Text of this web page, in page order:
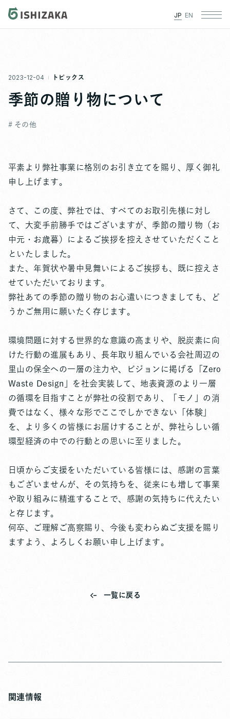
JP EN
2023-12-04 トピックス
季節の贈り物について
# その他
平素より弊社事業に格別のお引き立てを賜り、厚く御礼
申し上げます。
さて、この度、弊社では、すべてのお取引先様に対し
て、大変手前勝手ではございますが、季節の贈り物（お
中元・お歳暮）によるご挨拶を控えさせていただくこと
といたしました。
また、年賀状や暑中見舞いによるご挨拶も、既に控えさ
せていただいております。
弊社あての季節の贈り物のお心遣いにつきましても、ど
うかご無用に願いたく存じます。
環境問題に対する世界的な意識の高まりや、脱炭素に向
けた行動の進展もあり、長年取り組んでいる会社周辺の
里山の保全への一層の注力や、ビジョンに掲げる「Zero
Waste Design」を社会実装して、地表資源のより一層
の循環を目指すことが弊社の役割であり、「モノ」の消
費ではなく、様々な形でここでしかできない「体験」
を、より多くの皆様にお届けすることが、弊社らしい循
環型経済の中での行動との思いに至りました。
日頃からご支援をいただいている皆様には、感謝の言葉
もございませんが、その気持ちを、従来にも増して事業
や取り組みに精進することで、感謝の気持ちに代えたい
と存じます。
何卒、ご理解ご高察賜り、今後も変わらぬご支援を賜り
ますよう、よろしくお願い申し上げます。
一覧に戻る
関連情報